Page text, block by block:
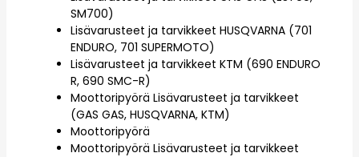
SM700)
Lisävarusteet ja tarvikkeet HUSQVARNA (701
ENDURO, 701 SUPERMOTO)
Lisävarusteet ja tarvikkeet KTM (690 ENDURO
R, 690 SMC-R)
Moottoripyörä Lisävarusteet ja tarvikkeet
(GAS GAS, HUSQVARNA, KTM)
Moottoripyörä
Moottoripyörä Lisävarusteet ja tarvikkeet